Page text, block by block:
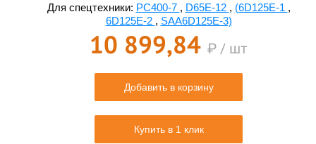
Для спецтехники: PC400-7 , D65E-12 , (6D125E-1 ,
6D125E-2 , SAA6D125E-3)
10 899,84 ₽ / шт
Добавить в корзину
Купить в 1 клик